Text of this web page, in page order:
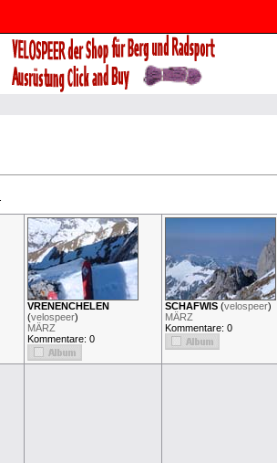
VRENENCHELEN
(velospeer)
MÄRZ
Kommentare: 0
SCHAFWIS (velospeer)
MÄRZ
Kommentare: 0